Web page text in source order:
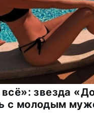
всё»: звезда
с молодым